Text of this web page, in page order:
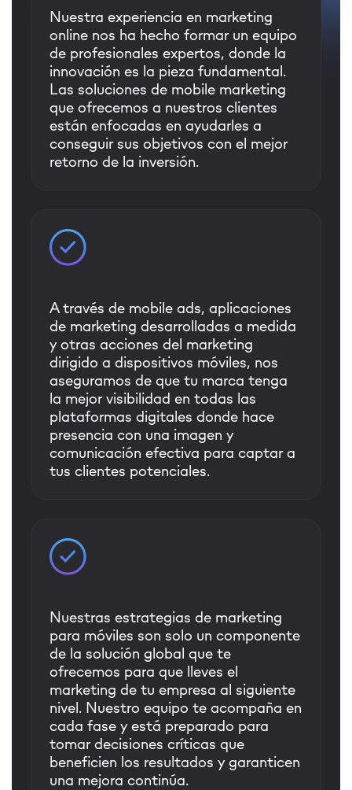
Nuestra experiencia en marketing
online nos ha hecho formar un equipo
de profesionales expertos, donde la
innovación es la pieza fundamental.
Las soluciones de mobile marketing
que ofrecemos a nuestros clientes
están enfocadas en ayudarles a
conseguir sus objetivos con el mejor
retorno de la inversión.
A través de mobile ads, aplicaciones
de marketing desarrolladas a medida
y otras acciones del marketing
dirigido a dispositivos móviles, nos
aseguramos de que tu marca tenga
la mejor visibilidad en todas las
plataformas digitales donde hace
presencia con una imagen y
comunicación efectiva para captar a
tus clientes potenciales.
Nuestras estrategias de marketing
para móviles son solo un componente
de la solución global que te
ofrecemos para que lleves el
marketing de tu empresa al siguiente
nivel. Nuestro equipo te acompaña en
cada fase y está preparado para
tomar decisiones críticas que
beneficien los resultados y garanticen
una mejora continúa.